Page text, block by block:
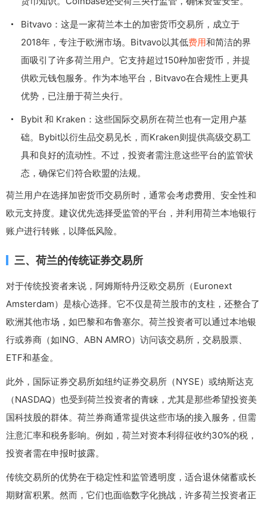
Bitvavo：这是一家荷兰本土的加密货币交易所，成立于
2018年，专注于欧洲市场。Bitvavo以其低费用和简洁的界
面吸引了许多荷兰用户。它支持超过150种加密货币，并提
供欧元钱包服务。作为本地平台，Bitvavo在合规性上更具
优势，已注册于荷兰央行。
Bybit 和 Kraken：这些国际交易所在荷兰也有一定用户基
础。Bybit以衍生品交易见长，而Kraken则提供高级交易工
具和良好的流动性。不过，投资者需注意这些平台的监管状
态，确保它们符合欧盟的法规。
荷兰用户在选择加密货币交易所时，通常会考虑费用、安全性和
欧元支持度。建议优先选择受监管的平台，并利用荷兰本地银行
账户进行转账，以降低风险。
三、荷兰的传统证券交易所
对于传统投资者来说，阿姆斯特丹泛欧交易所（Euronext
Amsterdam）是核心选择。它不仅是荷兰股市的支柱，还整合了
欧洲其他市场，如巴黎和布鲁塞尔。荷兰投资者可以通过本地银
行或券商（如ING、ABN AMRO）访问该交易所，交易股票、
ETF和基金。
此外，国际证券交易所如纽约证券交易所（NYSE）或纳斯达克
（NASDAQ）也受到荷兰投资者的青睐，尤其是那些希望投资美
国科技股的群体。荷兰券商通常提供这些市场的接入服务，但需
注意汇率和税务影响。例如，荷兰对资本利得征收约30%的税，
投资者需在申报时披露。
传统交易所的优势在于稳定性和监管透明度，适合退休储蓄或长
期财富积累。然而，它们也面临数字化挑战，许多荷兰投资者正